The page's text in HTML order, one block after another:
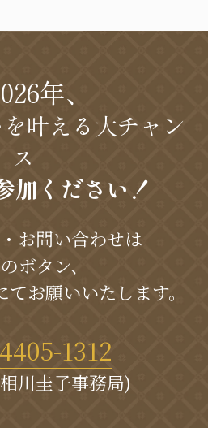
年、
叶える大チャン
ス
加ください！
お問い合わせは
ボタン、
お願いいたします。
1312
川圭子事務局)